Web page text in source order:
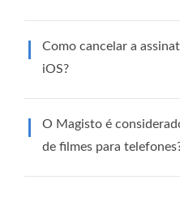
Como cancelar a
iOS?
O Magisto é
de filmes para